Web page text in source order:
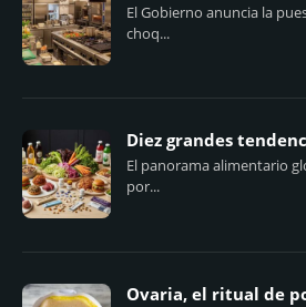
El Gobierno anuncia la
choq...
Diez grandes
El panorama alimentario
por...
Ovaria, el ritual de